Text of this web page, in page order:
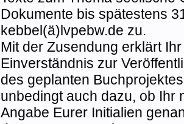
Dokumente bis spätestens
kebbel(ä)lvpebw.de zu.
Mit der Zusendung erklärt
Einverständnis zur
des geplanten
unbedingt auch dazu, ob Ihr
Angabe Eurer Initialien